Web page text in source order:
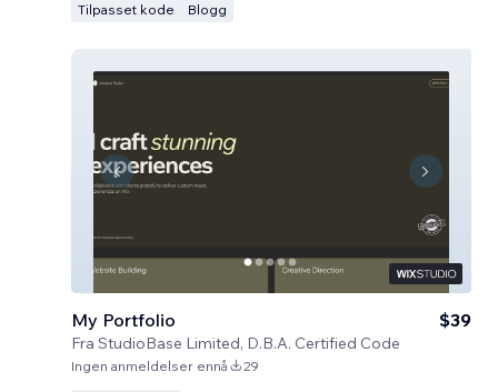
Tilpasset kode Blogg
My Portfolio
Fra StudioBase Limited, D.B.A. Certified Code
$39
Ingen anmeldelser ennå 29